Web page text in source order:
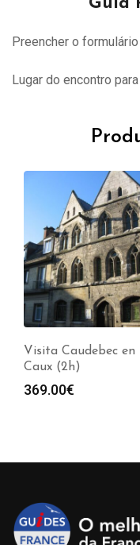
Preencher o formulário
Lugar do encontro
Visita Caudebec en
Caux (2h)
369.00€